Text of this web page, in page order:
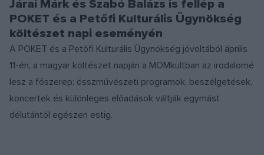
Járai Márk és Szabó Balázs is fellép a
POKET és a Petőfi Kulturális Ügynökség
költészet napi eseményén
A POKET és a Petőfi Kulturális Ügynökség jóvoltából április
11-én, a magyar költészet napján a MOMkultban az irodalomé
lesz a főszerep: összművészeti programok, beszélgetések,
koncertek és különleges előadások váltják egymást
délutántól egészen estig.